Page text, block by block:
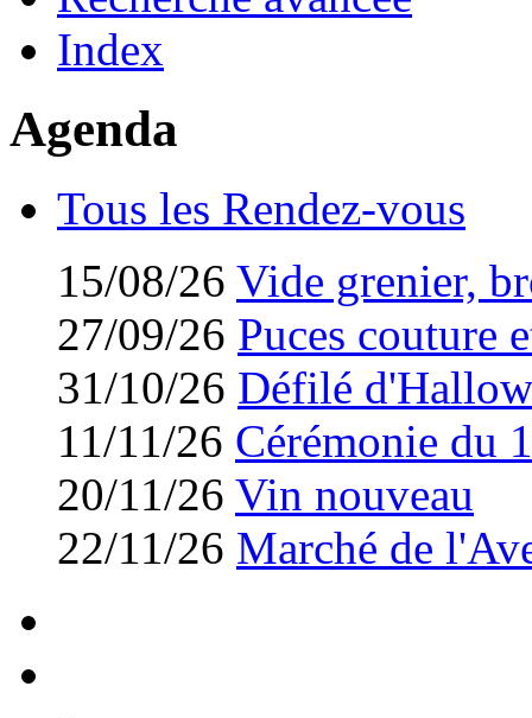
Index
Agenda
Tous les Rendez-vous
15/08/26 Vide grenier,
27/09/26 Puces couture
31/10/26 Défilé
11/11/26 Cérémonie du
20/11/26 Vin nouveau
22/11/26 Marché de